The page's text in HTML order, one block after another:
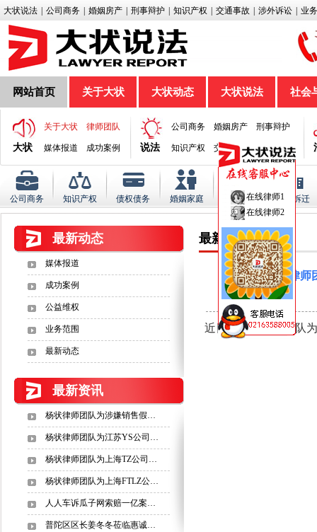
大状说法 公司商务 婚姻房产 刑事辩护 知识产权 交通事故 涉外诉讼 业
网站首页 关于大状 大状动态 大状说法 社会
大状
关于大状 律师团队
媒体报道 成功案例 说法
公司商务 婚姻房产 刑事辩护
知识产权 交通事故 涉外诉讼
公司商务 知识产权 债权债务 婚姻家庭 房产纠纷 征地拆迁
最新动态
媒体报道
成功案例
公益维权
业务范围
最新动态
最新资讯
杨状律师团队为涉嫌销售假…
杨状律师团队为江苏YS公司…
杨状律师团队为上海TZ公司…
杨状律师团队为上海FTLZ公…
人人车诉瓜子网索赔一亿案…
普陀区区长姜冬冬莅临惠诚…
最新动态
杨状律师
近日，杨状律师团队
在线律师1
在线律师2